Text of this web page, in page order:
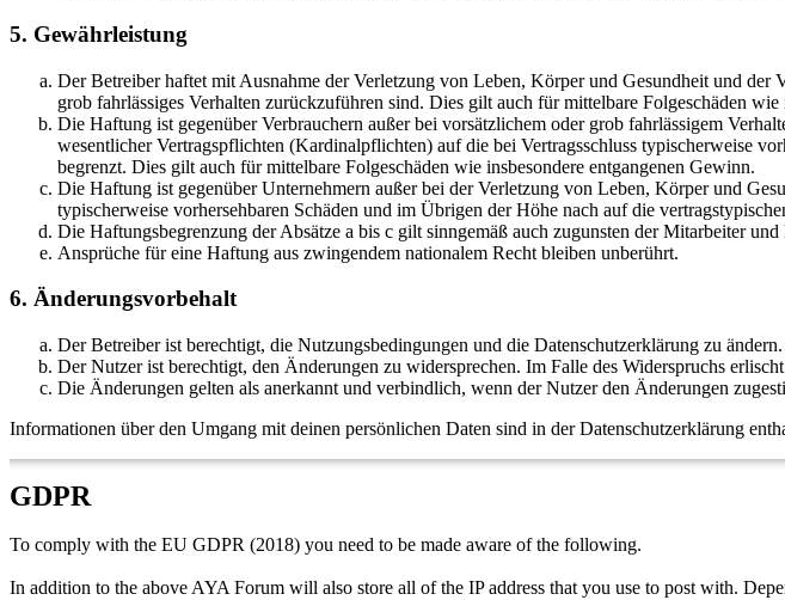
5. Gewährleistung
Der Betreiber haftet mit Ausnahme der Verletzung von Leben, Körper und Gesundheit und
grob fahrlässiges Verhalten zurückzuführen sind. Dies gilt auch für mittelbare Folgeschäden
Die Haftung ist gegenüber Verbrauchern außer bei vorsätzlichem oder grob fahrlässigem
wesentlicher Vertragspflichten (Kardinalpflichten) auf die bei Vertragsschluss typischerweise
begrenzt. Dies gilt auch für mittelbare Folgeschäden wie insbesondere entgangenen Gewinn.
Die Haftung ist gegenüber Unternehmern außer bei der Verletzung von Leben, Körper und
typischerweise vorhersehbaren Schäden und im Übrigen der Höhe nach auf die
Die Haftungsbegrenzung der Absätze a bis c gilt sinngemäß auch zugunsten der Mitarbeiter
Ansprüche für eine Haftung aus zwingendem nationalem Recht bleiben unberührt.
6. Änderungsvorbehalt
Der Betreiber ist berechtigt, die Nutzungsbedingungen und die Datenschutzerklärung zu
Der Nutzer ist berechtigt, den Änderungen zu widersprechen. Im Falle des Widerspruchs
Die Änderungen gelten als anerkannt und verbindlich, wenn der Nutzer den Änderungen
Informationen über den Umgang mit deinen persönlichen Daten sind in der Datenschutzerklärung
GDPR
To comply with the EU GDPR (2018) you need to be made aware of the following.
In addition to the above AYA Forum will also store all of the IP address that you use to post with.